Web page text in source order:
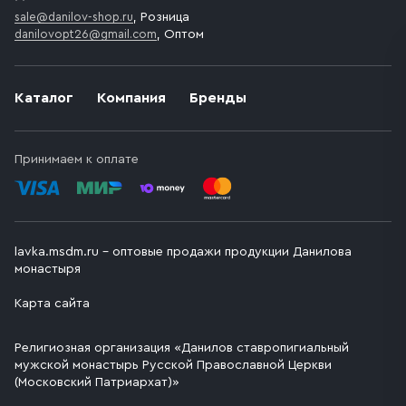
Каталог Компания Бренды
Принимаем к оплате
sale@danilov-shop.ru, Розница
danilovopt26@gmail.com, Оптом
lavka.msdm.ru – оптовые продажи продукции Данилова
монастыря
Карта сайта
Религиозная организация «Данилов ставропигиальный
мужской монастырь Русской Православной Церкви
(Московский Патриархат)»